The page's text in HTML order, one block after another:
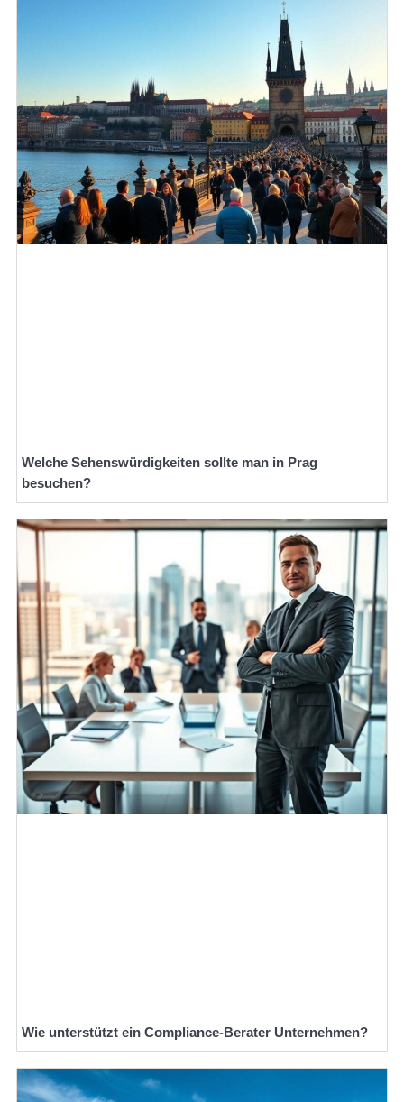
Welche Sehenswürdigkeiten sollte man in Prag
besuchen?
Wie unterstützt ein Compliance-Berater Unternehmen?